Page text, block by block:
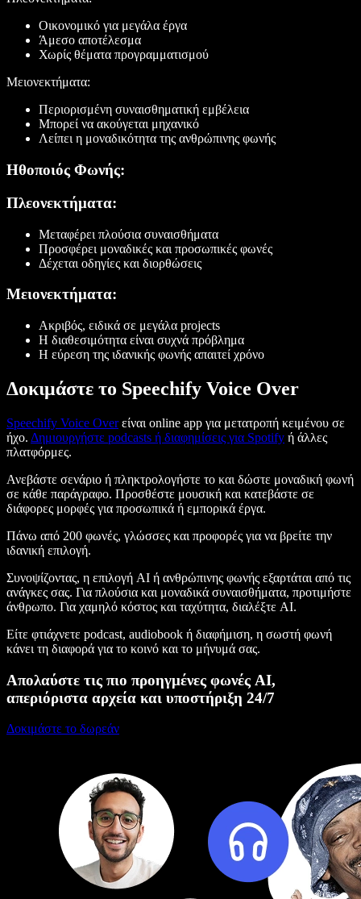
Οικονομικό για μεγάλα έργα
Άμεσο αποτέλεσμα
Χωρίς θέματα προγραμματισμού
Μειονεκτήματα:
Περιορισμένη συναισθηματική εμβέλεια
Μπορεί να ακούγεται μηχανικό
Λείπει η μοναδικότητα της ανθρώπινης φωνής
Ηθοποιός Φωνής:
Πλεονεκτήματα:
Μεταφέρει πλούσια συναισθήματα
Προσφέρει μοναδικές και προσωπικές φωνές
Δέχεται οδηγίες και διορθώσεις
Μειονεκτήματα:
Ακριβός, ειδικά σε μεγάλα projects
Η διαθεσιμότητα είναι συχνά πρόβλημα
Η εύρεση της ιδανικής φωνής απαιτεί χρόνο
Δοκιμάστε το Speechify Voice Over
Speechify Voice Overείναι online app για μετατροπή κειμένου σε
ήχο. Δημιουργήστε podcasts ή διαφημίσεις για Spotify ή άλλες
πλατφόρμες.
Ανεβάστε σενάριο ή πληκτρολογήστε το και δώστε μοναδική φωνή
σε κάθε παράγραφο. Προσθέστε μουσική και κατεβάστε σε
διάφορες μορφές για προσωπικά ή εμπορικά έργα.
Πάνω από 200 φωνές, γλώσσες και προφορές για να βρείτε την
ιδανική επιλογή.
Συνοψίζοντας, η επιλογή AI ή ανθρώπινης φωνής εξαρτάται από τις
ανάγκες σας. Για πλούσια και μοναδικά συναισθήματα, προτιμήστε
άνθρωπο. Για χαμηλό κόστος και ταχύτητα, διαλέξτε AI.
Είτε φτιάχνετε podcast, audiobook ή διαφήμιση, η σωστή φωνή
κάνει τη διαφορά για το κοινό και το μήνυμά σας.
Απολαύστε τις πιο προηγμένες φωνές AI,
απεριόριστα αρχεία και υποστήριξη 24/7
Δοκιμάστε το δωρεάν